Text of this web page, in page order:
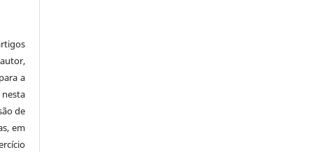
a
de
em